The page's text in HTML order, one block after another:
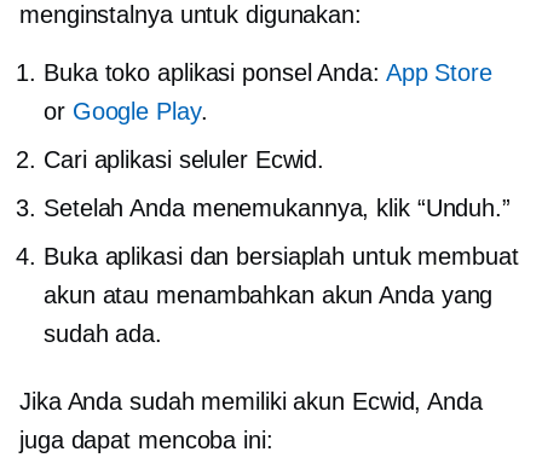
menginstalnya untuk digunakan:
Buka toko aplikasi ponsel Anda: App Store
or Google Play.
Cari aplikasi seluler Ecwid.
Setelah Anda menemukannya, klik “Unduh.”
Buka aplikasi dan bersiaplah untuk membuat
akun atau menambahkan akun Anda yang
sudah ada.
Jika Anda sudah memiliki akun Ecwid, Anda
juga dapat mencoba ini: